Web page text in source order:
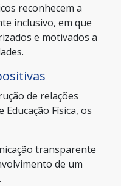
reconhecem a
inclusivo, em que
e motivados a
de relações
Física, os
transparente
de um